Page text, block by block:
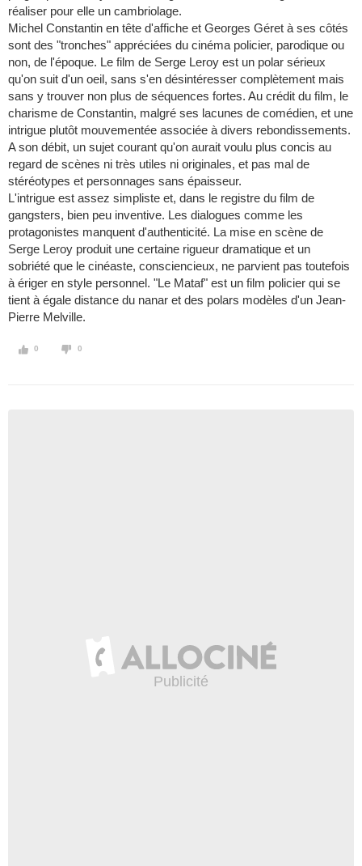
réaliser pour elle un cambriolage.
Michel Constantin en tête d'affiche et Georges Géret à ses côtés
sont des "tronches" appréciées du cinéma policier, parodique ou
non, de l'époque. Le film de Serge Leroy est un polar sérieux
qu'on suit d'un oeil, sans s'en désintéresser complètement mais
sans y trouver non plus de séquences fortes. Au crédit du film, le
charisme de Constantin, malgré ses lacunes de comédien, et une
intrigue plutôt mouvementée associée à divers rebondissements.
A son débit, un sujet courant qu'on aurait voulu plus concis au
regard de scènes ni très utiles ni originales, et pas mal de
stéréotypes et personnages sans épaisseur.
L'intrigue est assez simpliste et, dans le registre du film de
gangsters, bien peu inventive. Les dialogues comme les
protagonistes manquent d'authenticité. La mise en scène de
Serge Leroy produit une certaine rigueur dramatique et un
sobriété que le cinéaste, consciencieux, ne parvient pas toutefois
à ériger en style personnel. "Le Mataf" est un film policier qui se
tient à égale distance du nanar et des polars modèles d'un Jean-
Pierre Melville.
0 0